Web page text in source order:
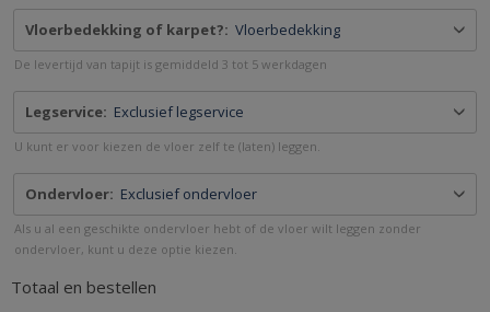
Vloerbedekking of karpet?: Vloerbedekking
De levertijd van tapijt is gemiddeld 3 tot 5 werkdagen
Legservice: Exclusief legservice
U kunt er voor kiezen de vloer zelf te (laten) leggen.
Ondervloer: Exclusief ondervloer
Als u al een geschikte ondervloer hebt of de vloer wilt leggen zonder
ondervloer, kunt u deze optie kiezen.
Totaal en bestellen